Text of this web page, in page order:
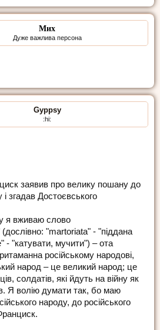
Мих
Дуже важлива персона
Gyppsy
:hi:
заявив про велику пошану до
і згадав Достоєвського
я вживаю слово
"martoriata" - "піддана
- "катувати, мучити") – ота
російському народові,
народ – це великий народ; це
солдатів, які йдуть на війну як
Я волію думати так, бо маю
народу, до російського